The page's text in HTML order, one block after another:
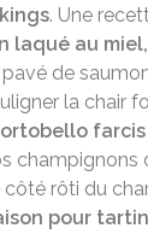
. Une
laqué au
de
la chair
champignons
rôti du
pour